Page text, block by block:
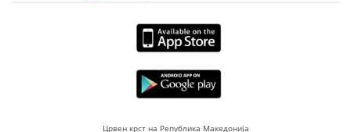
Црвен крст на Република Македонија